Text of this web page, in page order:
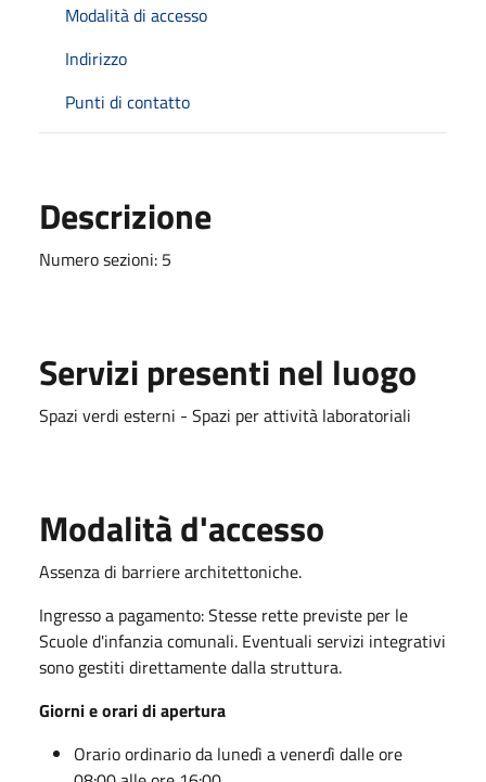
Modalità di accesso
Indirizzo
Punti di contatto
Descrizione
Numero sezioni: 5
Servizi presenti nel luogo
Spazi verdi esterni - Spazi per attività laboratoriali
Modalità d'accesso
Assenza di barriere architettoniche.
Ingresso a pagamento: Stesse rette previste per le
Scuole d'infanzia comunali. Eventuali servizi integrativi
sono gestiti direttamente dalla struttura.
Giorni e orari di apertura
Orario ordinario da lunedì a venerdì dalle ore